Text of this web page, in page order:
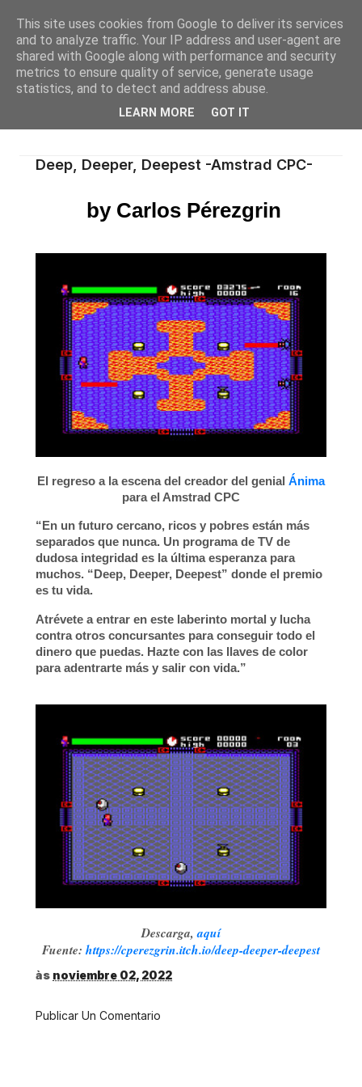
Deep, Deeper, Deepest -Amstrad CPC-
by Carlos Pérezgrin
El regreso a la escena del creador del genial Ánima
para el Amstrad CPC
“En un futuro cercano, ricos y pobres están más
separados que nunca. Un programa de TV de
dudosa integridad es la última esperanza para
muchos. “ Deep, Deeper, Deepest” donde el premio
es tu vida.
Atrévete a entrar en este laberinto mortal y lucha
contra otros concursantes para conseguir todo el
dinero que puedas. Hazte con las llaves de color
para adentrarte más y salir con vida.”
Descarga,aquí
Fuente: https://cperezgrin.itch.io/deep-deeper-deepest
às noviembre 02, 2022
Publicar Un Comentario
This site uses cookies from Google to deliver its services
and to analyze traffic. Your IP address and user-agent are
shared with Google along with performance and security
metrics to ensure quality of service, generate usage
statistics, and to detect and address abuse.
LEARN MORE GOT IT